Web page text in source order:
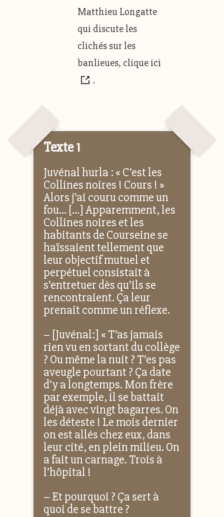
Matthieu Longatte
qui discute les
clichés sur les
banlieues, clique ici
.
Texte 1
Juvénal hurla : « C’est les
Collines noires ! Cours ! »
Alors j’ai couru comme un
fou… […] Apparemment, les
Collines noires et les
habitants de Courseine se
haïssaient tellement que
leur objectif mutuel et
perpétuel consistait à
s’entretuer dès qu’ils se
rencontraient. Ça leur
prenait comme un réflexe.
– [Juvénal:] « T’as jamais
rien vu en sortant du collège
? Ou même la nuit ? T’es pas
aveugle pourtant ? Ça date
d’y a longtemps. Mon frère
par exemple, il se battait
déjà avec vingt bagarres. On
les déteste ! Le mois dernier
on est allés chez eux, dans
leur cité, en plein milieu. On
a fait un carnage. Trois à
l’hôpital !
– Et pourquoi ? Ça sert à
quoi de se battre ?